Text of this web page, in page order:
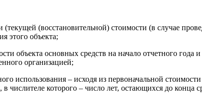
(восстановительной) стоимости (в случае
этого объекта;
объекта основных средств на начало отчетного
организацией;
использования – исходя из первоначальной
которого – число лет, остающихся до конца